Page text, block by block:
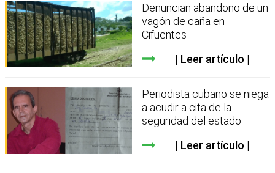
Denuncian abandono de un
vagón de caña en
Cifuentes
Leer artículo
Periodista cubano se niega
a acudir a cita de la
seguridad del estado
Leer artículo